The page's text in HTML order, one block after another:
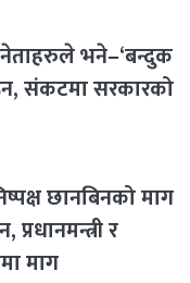
भने–‘बन्दुक
संकटमा सरकारको
छानबिनको माग
प्रधानमन्त्री र
माग